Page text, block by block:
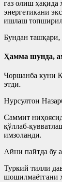
газ олиш
энергетикани
ишлаш
Бундан
Ҳамма шунда,
Чоршанба куни
этди.
Нурсултон
Саммит
қўллаб-
имзоланди.
Айни пайтда бу
Туркий тилли
шошилмаётгани